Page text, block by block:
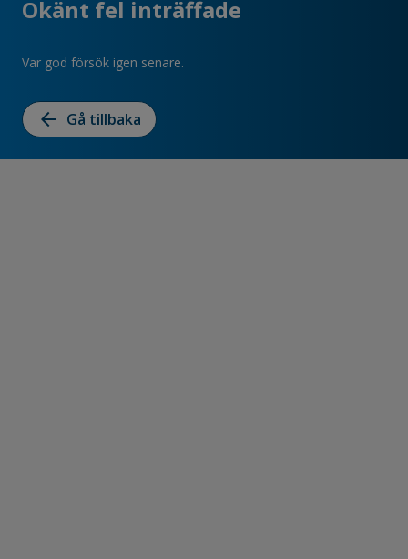
Okänt fel inträffade
Var god försök igen senare.
arrow_back Gå tillbaka